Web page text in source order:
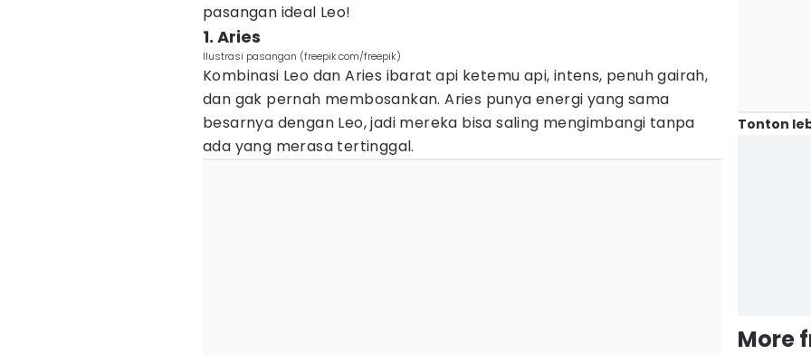
pasangan ideal Leo!
1. Aries
Ilustrasi pasangan (freepik.com/freepik)
Kombinasi Leo dan Aries ibarat api ketemu api, intens, penuh gairah,
dan gak pernah membosankan. Aries punya energi yang sama
besarnya dengan Leo, jadi mereka bisa saling mengimbangi tanpa
ada yang merasa tertinggal.
Tonton
More